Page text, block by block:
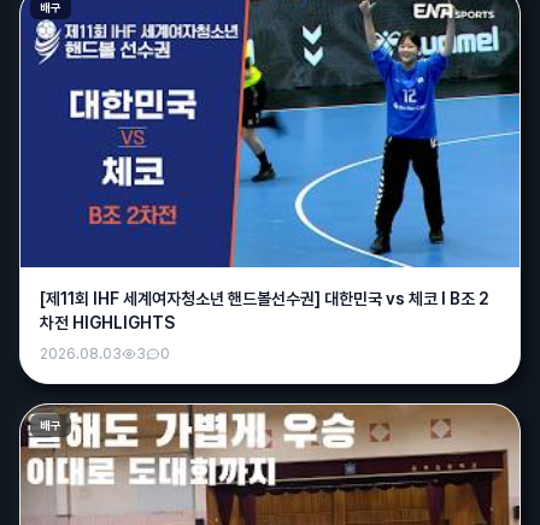
배구
[제11회 IHF 세계여자청소년 핸드볼선수권] 대한민국 vs 체코 I B조 2
차전 HIGHLIGHTS
2026.08.03 3 0
배구
다들 맛점하세여ㅋ
크크
개덥노
타죽것네
욕조숙녀12:31
밖에 나갈수 있는 날씨가 아니에여;;
네 몸조리들 잘하세영
그사람 16:14
고토리02:05
새벽이다
매운떡볶이15:10
안녕하세여~